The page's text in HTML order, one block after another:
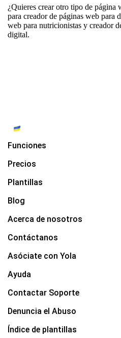
¿Quieres crear otro tipo de página
para creador de páginas web para
web para nutricionistas y creador
digital.
Funciones
Precios
Plantillas
Blog
Acerca de nosotros
Contáctanos
Asóciate con Yola
Ayuda
Contactar Soporte
Denuncia el Abuso
Índice de plantillas